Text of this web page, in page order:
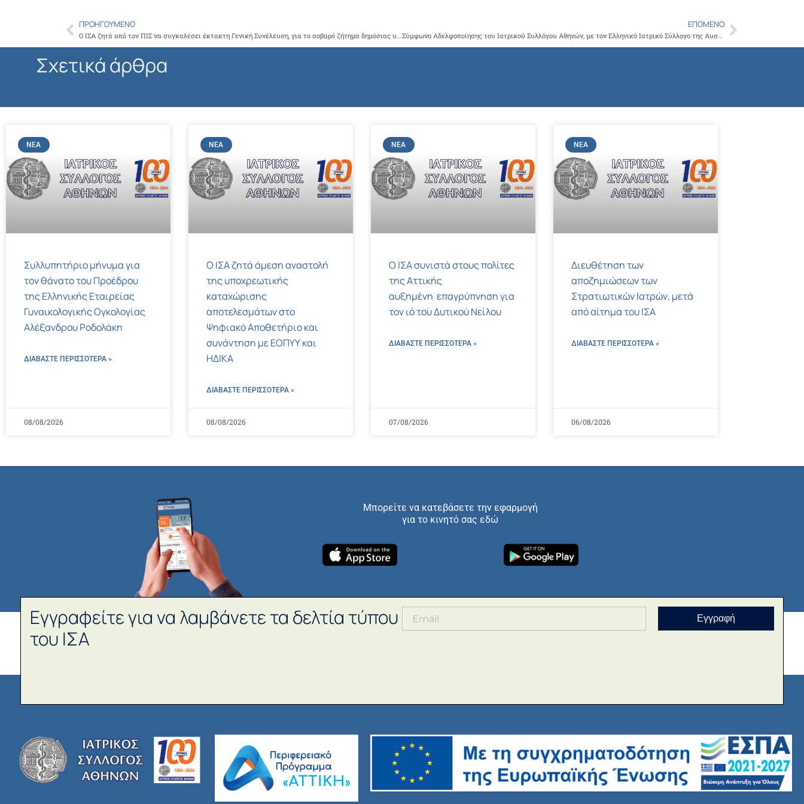
Prev
ΠΡΟΗΓΟΎΜΕΝΟ
Ο ΙΣΑ ζητά από τον ΠΙΣ να συγκαλέσει έκτακτη Γενική Συνέλευση, για το σοβαρό ζήτημα δημόσιας υγείας που έχει προκύψει από τη χορήγηση των αντιγριπικών εμβολίων, χωρίς συνταγή γιατρού
ΕΠΌΜΕΝΟ
Σύμφωνο Αδελφοποίησης του Ιατρικού Συλλόγου Αθηνών, με τον Ελληνικό Ιατρικό Σύλλογο της Αυστραλίας Next
Σχετικά άρθρα
ΝΈΑ
Συλλυπητήριο μήνυμα για
τον θάνατο του Προέδρου
της Ελληνικής Εταιρείας
Γυναικολογικής Ογκολογίας
Αλέξανδρου Ροδολάκη
ΔΙΑΒΑΣΤΕ ΠΕΡΙΣΣΌΤΕΡΑ »
08/08/2026
ΝΈΑ
Ο ΙΣΑ ζητά άμεση αναστολή
της υποχρεωτικής
καταχώρισης
αποτελεσμάτων στο
Ψηφιακό Αποθετήριο και
συνάντηση με ΕΟΠΥΥ και
ΗΔΙΚΑ
ΔΙΑΒΑΣΤΕ ΠΕΡΙΣΣΌΤΕΡΑ »
08/08/2026
ΝΈΑ
Ο ΙΣΑ συνιστά στους πολίτες
της Αττικής
αυξημένη επαγρύπνηση για
τον ιό του Δυτικού Νείλου
ΔΙΑΒΑΣΤΕ ΠΕΡΙΣΣΌΤΕΡΑ »
07/08/2026
ΝΈΑ
Διευθέτηση των
αποζημιώσεων των
Στρατιωτικών Ιατρών, μετά
από αίτημα του ΙΣΑ
ΔΙΑΒΑΣΤΕ ΠΕΡΙΣΣΌΤΕΡΑ »
06/08/2026
Μπορείτε να κατεβάσετε την εφαρμογή
για το κινητό σας εδώ
Εγγραφείτε για να λαμβάνετε τα δελτία τύπου
του ΙΣΑ
Εγγραφή